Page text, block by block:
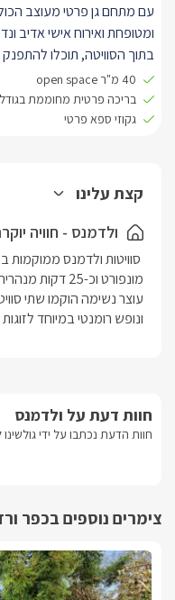
עם מתחם גן פרטי מעוצב
ומטופחת ואירוח אישי אדיב
בתוך הסוויטה, תוכלו
בנוסף מחכה לכם בסוויטה
הגן הפרטי לסוויטה בנוי על
כאשר במרכזו ניצבת בריכת
(חודשים אוקטובר- מאי)
40 מ"ר open space
בריכה פרטית מחוממת בגודל 5.5X3.7
גקוזי ספא פרטי
קצת עלינו
ולדמנס - חוויה
פנים הסוויטה
חוות דעת על ולדמנס
חוות הדעת נכתבו על ידי
צימרים נוספים בכפר